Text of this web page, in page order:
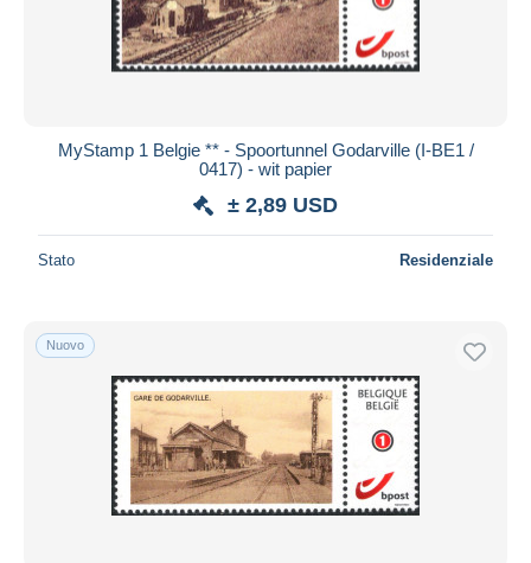
MyStamp 1 Belgie ** - Spoortunnel Godarville (I-BE1 /
0417) - wit papier
± 2,89 USD
Stato Residenziale
Nuovo